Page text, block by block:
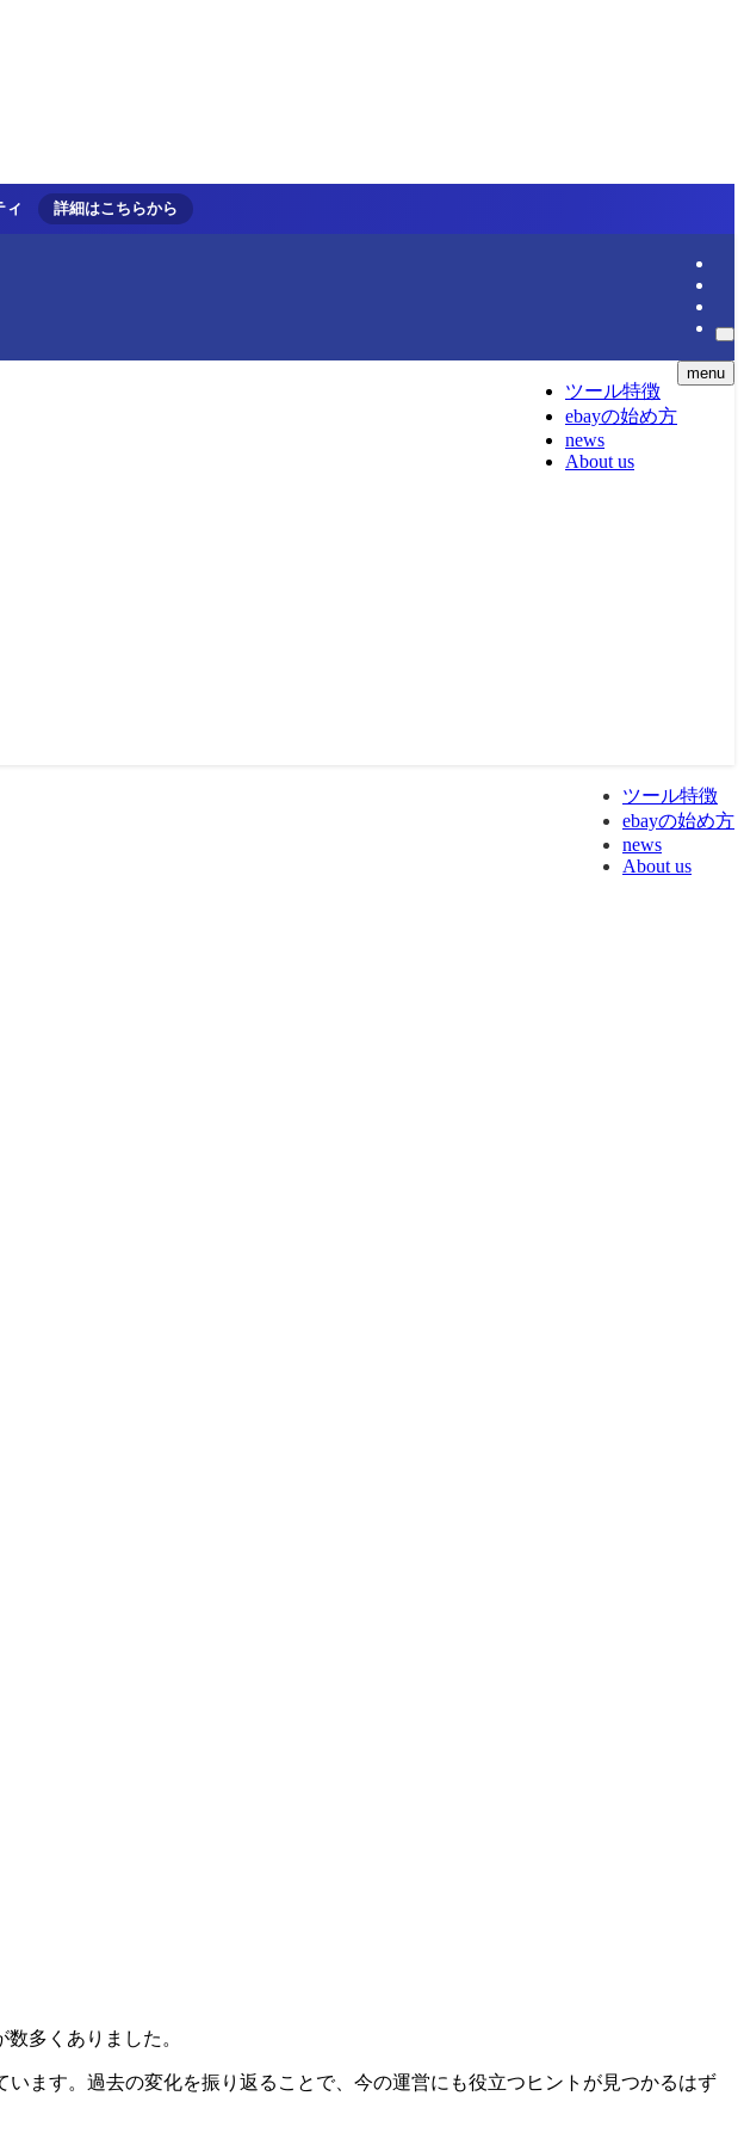
ィ 詳細はこちらから
ツール特徴
ebayの始め方
news
About us
menu
ツール特徴
ebayの始め方
news
About us
多くありました。
ます。過去の変化を振り返ることで、今の運営にも役立つヒントが見つかるはず